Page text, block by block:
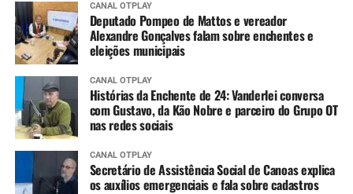
CANAL OTPLAY
Deputado Pompeo de Mattos e vereador
Alexandre Gonçalves falam sobre enchentes e
eleições municipais
CANAL OTPLAY
Histórias da Enchente de 24: Vanderlei conversa
com Gustavo, da Kão Nobre e parceiro do Grupo OT
nas redes sociais
CANAL OTPLAY
Secretário de Assistência Social de Canoas explica
os auxílios emergenciais e fala sobre cadastros